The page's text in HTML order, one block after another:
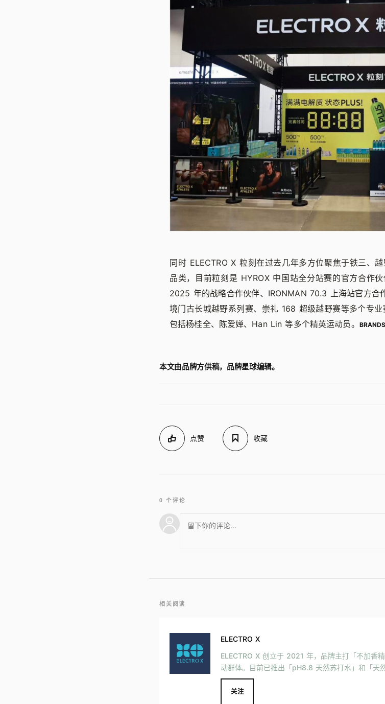
同时 ELECTRO X 粒刻在过去几年多方位聚焦于铁三、
品类，目前粒刻是 HYROX 中国站全分站赛的官方合作
2025 年的战略合作伙伴、IRONMAN 70.3 上海站官方
境门古长城越野系列赛、崇礼 168 超级越野赛等多个专
包括杨桂全、陈爱婵、Han Lin 等多个精英运动员。
本文由品牌方供稿，品牌星球编辑。
点赞 收藏
0 个评论
相关阅读
ELECTRO X
ELECTRO X 创立于 2021 年，品牌主打「不加香
动群体。目前已推出「pH8.8 天然苏打水」和「天
关注